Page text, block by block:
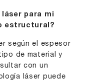
láser para mi
estructural?
según el espesor
de material y
con un
láser puede